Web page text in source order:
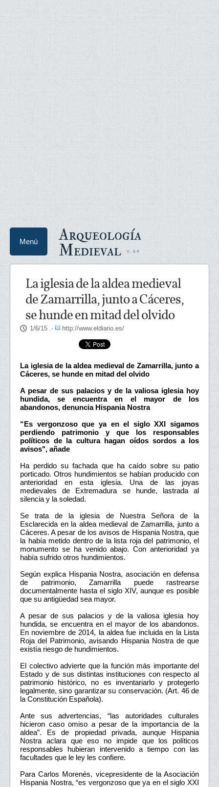
Arqueología
Medieval
Menú
La iglesia de la aldea medieval
de Zamarrilla, junto a Cáceres,
se hunde en mitad del olvido
1/6/15 .- http://www.eldiario.es/
La iglesia de la aldea medieval de Zamarrilla, junto a
Cáceres, se hunde en mitad del olvido
A pesar de sus palacios y de la valiosa iglesia hoy
hundida, se encuentra en el mayor de los
abandonos, denuncia Hispania Nostra
“Es vergonzoso que ya en el siglo XXI sigamos
perdiendo patrimonio y que los responsables
políticos de la cultura hagan oídos sordos a los
avisos", añade
Ha perdido su fachada que ha caído sobre su patio
porticado. Otros hundimientos se habían producido con
anterioridad en esta iglesia. Una de las joyas
medievales de Extremadura se hunde, lastrada al
silencia y la soledad.
Se trata de la iglesia de Nuestra Señora de la
Esclarecida en la aldea medieval de Zamarrilla, junto a
Cáceres. A pesar de los avisos de Hispania Nostra, que
la había metido dentro de la lista roja del patrimonio, el
monumento se ha venido abajo. Con anterioridad ya
había sufrido otros hundimientos.
Según explica Hispania Nostra, asociación en defensa
de patrimonio, Zamarrilla puede rastrearse
documentalmente hasta el siglo XIV, aunque es posible
que su antigüedad sea mayor.
A pesar de sus palacios y de la valiosa iglesia hoy
hundida, se encuentra en el mayor de los abandonos.
En noviembre de 2014, la aldea fue incluida en la Lista
Roja del Patrimonio, avisando Hispania Nostra de que
existía riesgo de hundimientos.
El colectivo advierte que la función más importante del
Estado y de sus distintas instituciones con respecto al
patrimonio histórico, no es inventariarlo y protegerlo
legalmente, sino garantizar su conservación. (Art. 46 de
la Constitución Española).
Ante sus advertencias, “las autoridades culturales
hicieron caso omiso a pesar de la importancia de la
aldea”. Es de propiedad privada, aunque Hispania
Nostra aclara que eso no impide que los políticos
responsables hubieran intervenido a tiempo con las
facultades que le ley les confiere.
Para Carlos Morenés, vicepresidente de la Asociación
Hispania Nostra, “es vergonzoso que ya en el siglo XXI